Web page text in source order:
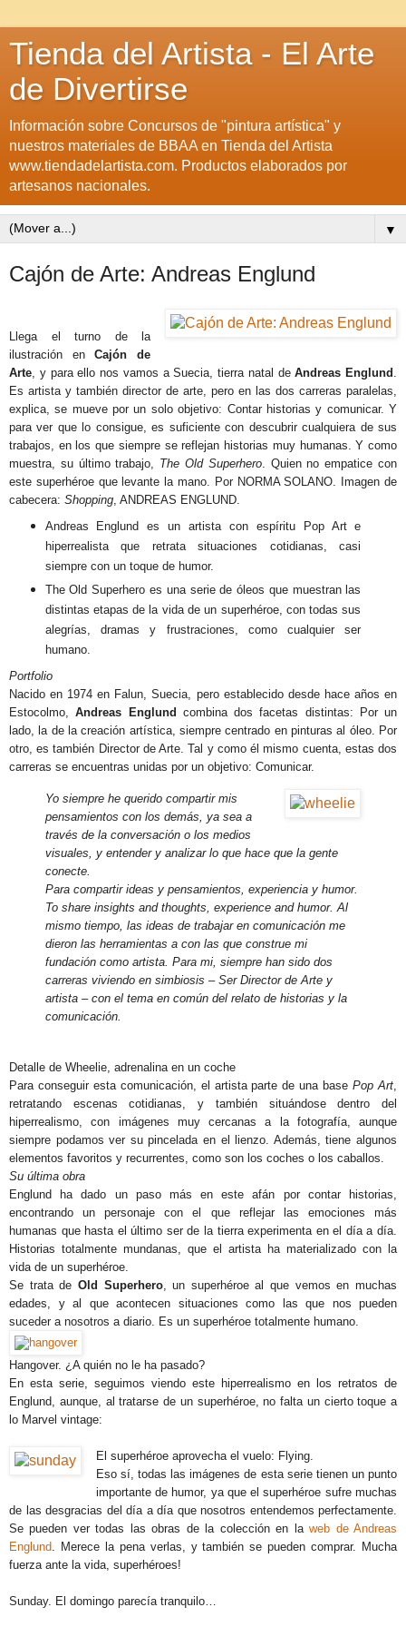
Tienda del Artista - El Arte
de Divertirse
Información sobre Concursos de "pintura artística" y
nuestros materiales de BBAA en Tienda del Artista
www.tiendadelartista.com. Productos elaborados por
artesanos nacionales.
▼
Cajón de Arte: Andreas Englund
Llega el turno de la
ilustración enCajón de
Arte , y para ello nos vamos a Suecia, tierra natal deAndreas Englund
Es artista y también director de arte, pero en las dos carreras paralelas,
explica, se mueve por un solo objetivo: Contar historias y comunicar. Y
para ver que lo consigue, es suficiente con descubrir cualquiera de sus
trabajos, en los que siempre se reflejan historias muy humanas. Y como
muestra, su último trabajo, The Old Superhero. Quien no empatice con
este superhéroe que levante la mano. Por NORMA SOLANO. Imagen de
cabecera: Shopping , ANDREAS ENGLUND.
Andreas Englund es un artista con espíritu Pop Art e
hiperrealista que retrata situaciones cotidianas, casi
siempre con un toque de humor.
The Old Superhero es una serie de óleos que muestran las
distintas etapas de la vida de un superhéroe, con todas sus
alegrías, dramas y frustraciones, como cualquier ser
humano.
Portfolio
Nacido en 1974 en Falun, Suecia, pero establecido desde hace años en
Estocolmo,Andreas Englund combina dos facetas distintas: Por un
lado, la de la creación artística, siempre centrado en pinturas al óleo. Por
otro, es también Director de Arte. Tal y como él mismo cuenta, estas dos
carreras se encuentras unidas por un objetivo: Comunicar.
Yo siempre he querido compartir mis
pensamientos con los demás, ya sea a
través de la conversación o los medios
visuales, y entender y analizar lo que hace que la gente
conecte.
Para compartir ideas y pensamientos, experiencia y humor.
To share insights and thoughts, experience and humor. Al
mismo tiempo, las ideas de trabajar en comunicación me
dieron las herramientas a con las que construe mi
fundación como artista. Para mi, siempre han sido dos
carreras viviendo en simbiosis – Ser Director de Arte y
artista – con el tema en común del relato de historias y la
comunicación.
Detalle de Wheelie, adrenalina en un coche
Para conseguir esta comunicación, el artista parte de una basePop Art,
retratando escenas cotidianas, y también situándose dentro del
hiperrealismo, con imágenes muy cercanas a la fotografía, aunque
siempre podamos ver su pincelada en el lienzo. Además, tiene algunos
elementos favoritos y recurrentes, como son los coches o los caballos.
Su última obra
Englund ha dado un paso más en este afán por contar historias,
encontrando un personaje con el que reflejar las emociones más
humanas que hasta el último ser de la tierra experimenta en el día a día.
Historias totalmente mundanas, que el artista ha materializado con la
vida de un superhéroe.
Se trata de Old Superhero, un superhéroe al que vemos en muchas
edades, y al que acontecen situaciones como las que nos pueden
suceder a nosotros a diario. Es un superhéroe totalmente humano.
Hangover. ¿A quién no le ha pasado?
En esta serie, seguimos viendo este hiperrealismo en los retratos de
Englund, aunque, al tratarse de un superhéroe, no falta un cierto toque a
lo Marvel vintage:
El superhéroe aprovecha el vuelo: Flying.
Eso sí, todas las imágenes de esta serie tienen un punto
importante de humor, ya que el superhéroe sufre muchas
de las desgracias del día a día que nosotros entendemos perfectamente.
Se pueden ver todas las obras de la colección en laweb de Andreas
Englund. Merece la pena verlas, y también se pueden comprar. Mucha
fuerza ante la vida, superhéroes!
Sunday. El domingo parecía tranquilo…